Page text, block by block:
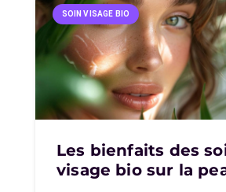
SOIN VISAGE BIO
Les bienfaits des
visage bio sur la